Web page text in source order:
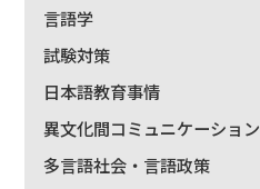
言語学
試験対策
日本語教育事情
異文化間コミュニケーション
多言語社会・言語政策